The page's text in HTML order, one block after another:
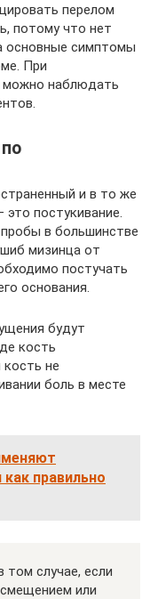
перелом
потому что нет
основные симптомы
При
можно наблюдать
и в то же
постукивание.
в большинстве
мизинца от
постучать
основания.
будут
кость
не
боль в месте
правильно
том случае, если
или